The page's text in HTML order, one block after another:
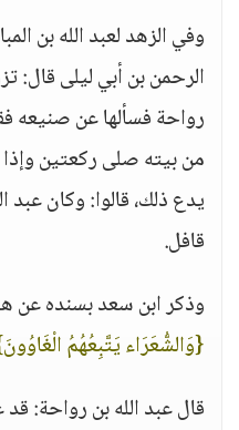
وفي الزهد لعبد الله بن
الرحمن بن أبي ليلى قال:
رواحة فسألها عن صنيعه
من بيته صلى ركعتين
يدع ذلك، قالوا: وكان عبد
قافل.
وذكر ابن سعد بسنده عن
{وَالشُّعَرَاء يَتَّبِعُهُمُ
قال عبد الله بن رواحة: قد